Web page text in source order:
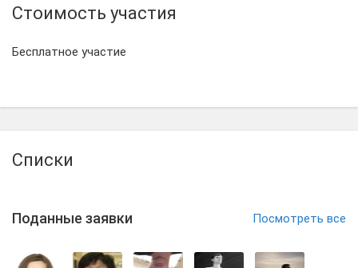
Стоимость участия
Бесплатное участие
Списки
Поданные заявки Посмотреть все